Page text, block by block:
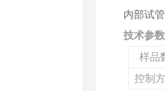
内部试
技术参数
样品
控制